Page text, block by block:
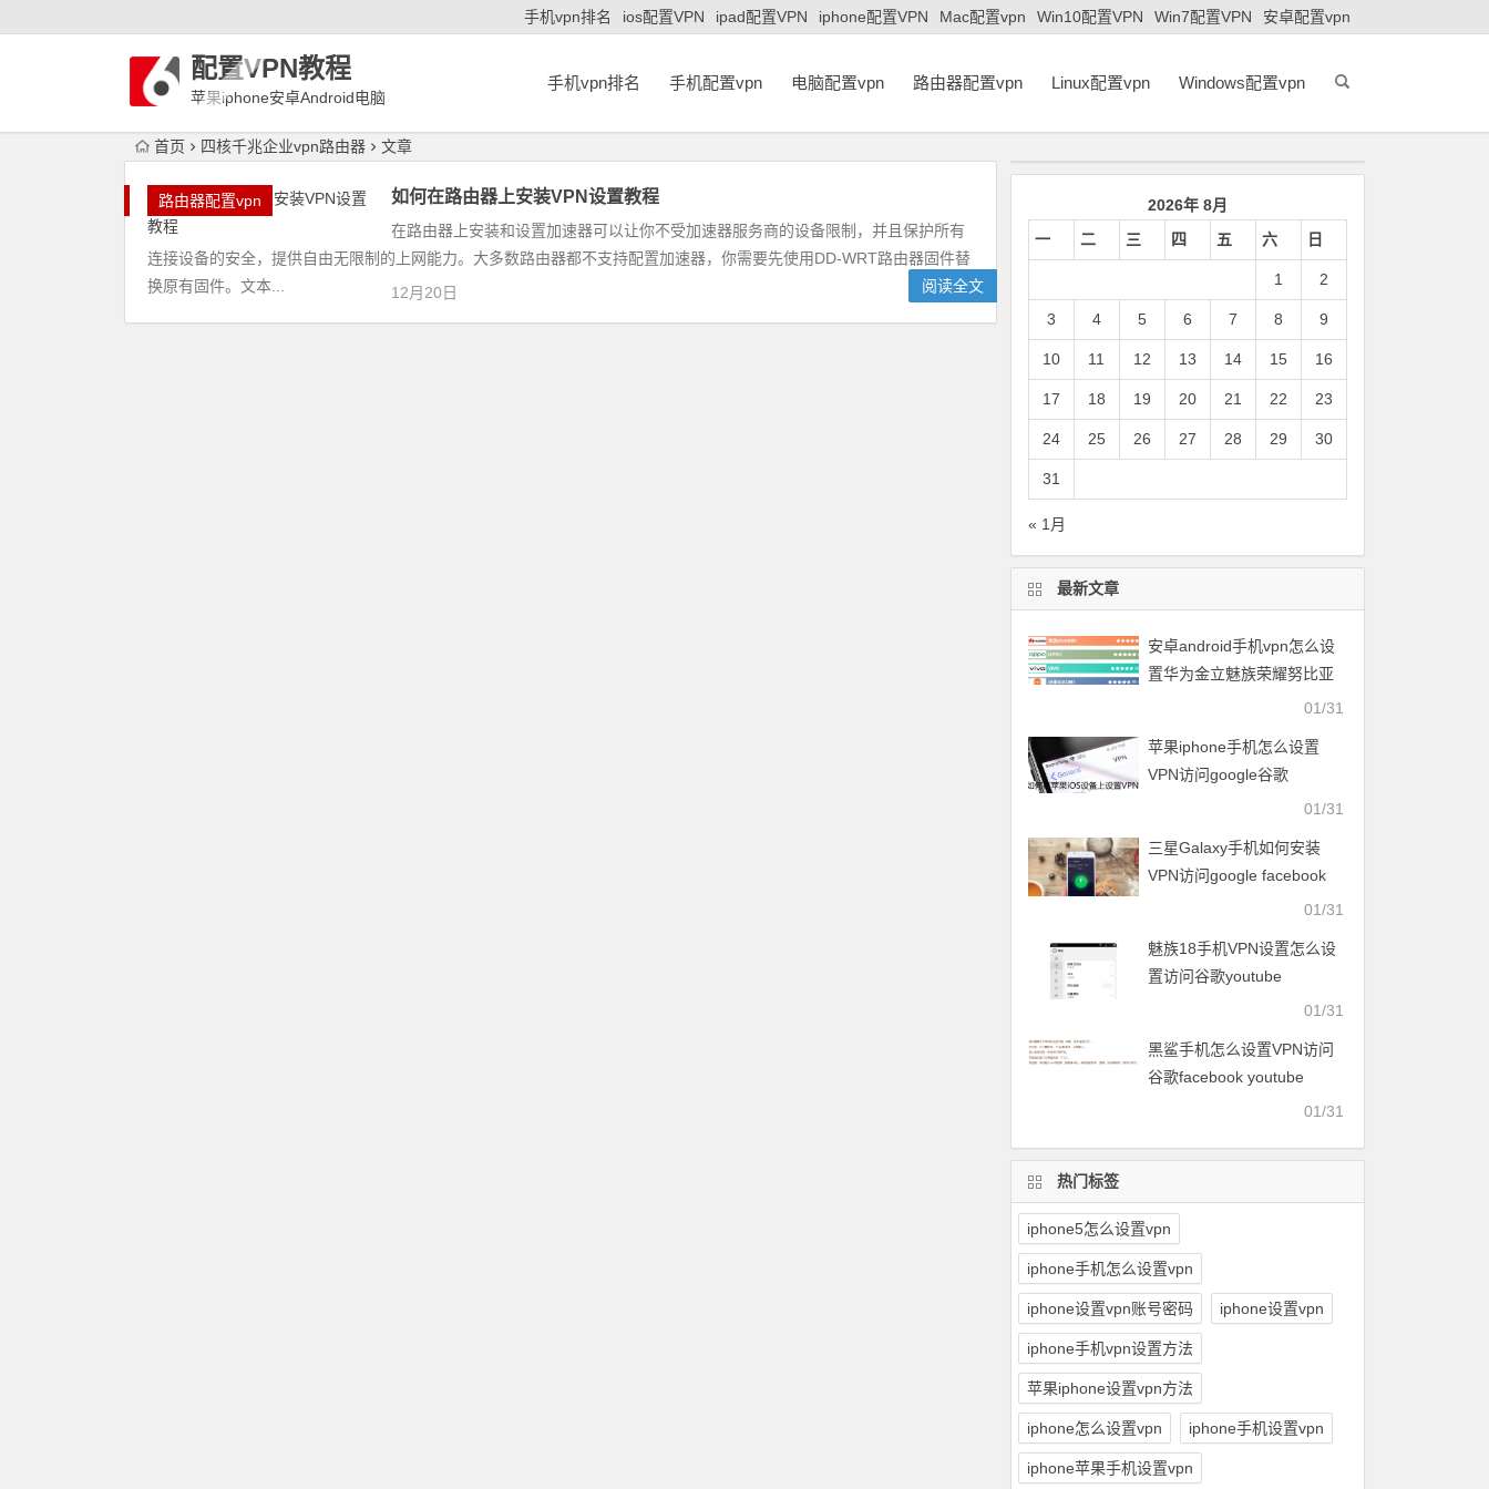
手机vpn排名 ios配置VPN ipad配置VPN iphone配置VPN Mac配置vpn Win10配置VPN Win7配置VPN 安卓配置vpn
配置VPN教程
苹果iphone安卓Android电脑
手机vpn排名 手机配置vpn 电脑配置vpn 路由器配置vpn Linux配置vpn Windows配置vpn
首页 四核千兆企业vpn路由器 文章
路由器配置vpn 如何在路由器上安装VPN设置教程
在路由器上安装和设置加速器可以让你不受加速器服务商的设备限制，并且保护所有
连接设备的安全，提供自由无限制的上网能力。大多数路由器都不支持配置加速器，你需要先使用DD-WRT路由器固件替
换原有固件。文本...
12月20日 阅读全文
2026年 8月
一
二 三 四 五 六 日
1 2
3 4 5 6 7 8 9
10 11 12 13 14 15 16
17 18 19 20 21 22 23
24 25 26 27 28 29 30
31
« 1月
最新文章
安卓android手机vpn怎么设
置华为金立魅族荣耀努比亚
一加vivo小米OPPO中兴联想
01/31
苹果iphone手机怎么设置
VPN访问google谷歌
01/31
三星Galaxy手机如何安装
VPN访问google facebook
01/31
魅族18手机VPN设置怎么设
置访问谷歌youtube
01/31
黑鲨手机怎么设置VPN访问
谷歌facebook youtube
01/31
热门标签
iphone5怎么设置vpn
iphone手机怎么设置vpn
iphone设置vpn账号密码 iphone设置vpn
iphone手机vpn设置方法
苹果iphone设置vpn方法
iphone怎么设置vpn iphone手机设置vpn
iphone苹果手机设置vpn